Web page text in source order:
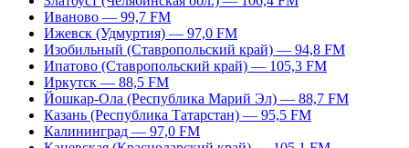
Иваново — 99,7 FM
Ижевск (Удмуртия) — 97,0 FM
Изобильный (Ставропольский край) — 94,8 FM
Ипатово (Ставропольский край) — 105,3 FM
Иркутск — 88,5 FM
Йошкар-Ола (Республика Марий Эл) — 88,7 FM
Казань (Республика Татарстан) — 95,5 FM
Калининград — 97,0 FM